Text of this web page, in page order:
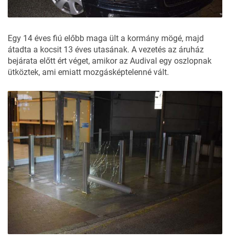
Egy 14 éves fiú előbb maga ült a kormány mögé, majd
átadta a kocsit 13 éves utasának. A vezetés az áruház
bejárata előtt ért véget, amikor az Audival egy oszlopnak
ütköztek, ami emiatt mozgásképtelenné vált.